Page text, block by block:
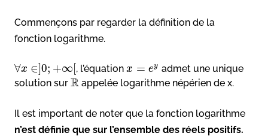
Commençons par regarder la définition de la
fonction logarithme.
∀x ∈ ]0; +∞ , l’équationx = ey admet une unique
solution sur R appelée logarithme népérien de x.
Il est important de noter que la fonction logarithme
n’est définie que sur l’ensemble des réels positifs.